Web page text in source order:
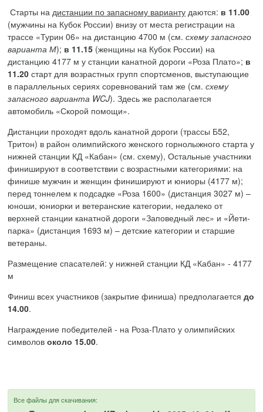
Старты надистанции по запасному варианту даются: в 11.00
(мужчины на Кубок России) внизу от места регистрации на
трассе «Турин 06» на дистанцию 4700 м (см.схему запасного
варианта М); в 11.15 (женщины на Кубок России) на
дистанцию 4177 м у станции канатной дороги «Роза Плато»; в
11.20 старт для возрастных групп спортсменов, выступающие
в параллельных сериях соревнований там же (см.схему
запасного варианта WCJ). Здесь же располагается
автомобиль «Скорой помощи».
Дистанции проходят вдоль канатной дороги (трассы Б52,
Тритон) в район олимпийского женского горнолыжного старта у
нижней станции КД «Кабан» (см. схему), Остальные участники
финишируют в соответствии с возрастными категориями: на
финише мужчин и женщин финишируют и юниоры (4177 м);
перед тоннелем к подсадке «Роза 1600» (дистанция 3027 м) –
юноши, юниорки и ветеранские категории, недалеко от
верхней станции канатной дороги «Заповедный лес» и «Йети-
парка» (дистанция 1693 м) – детские категории и старшие
ветераны.
Размещение спасателей: у нижней станции КД «Кабан» - 4177
м
Финиш всех участников (закрытие финиша) предполагаетсядо
14.00.
Награждение победителей - на Роза-Плато у олимпийских
символовоколо 15.00.
Все файлы для скачивания: